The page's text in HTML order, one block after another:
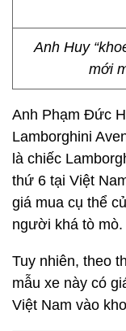
Anh Huy
mới
Anh Phạm Đức
Lamborghini
là chiếc
thứ 6 tại Việt
giá mua cụ thể
người khá tò mò.
Tuy nhiên, theo
mẫu xe này có
Việt Nam vào